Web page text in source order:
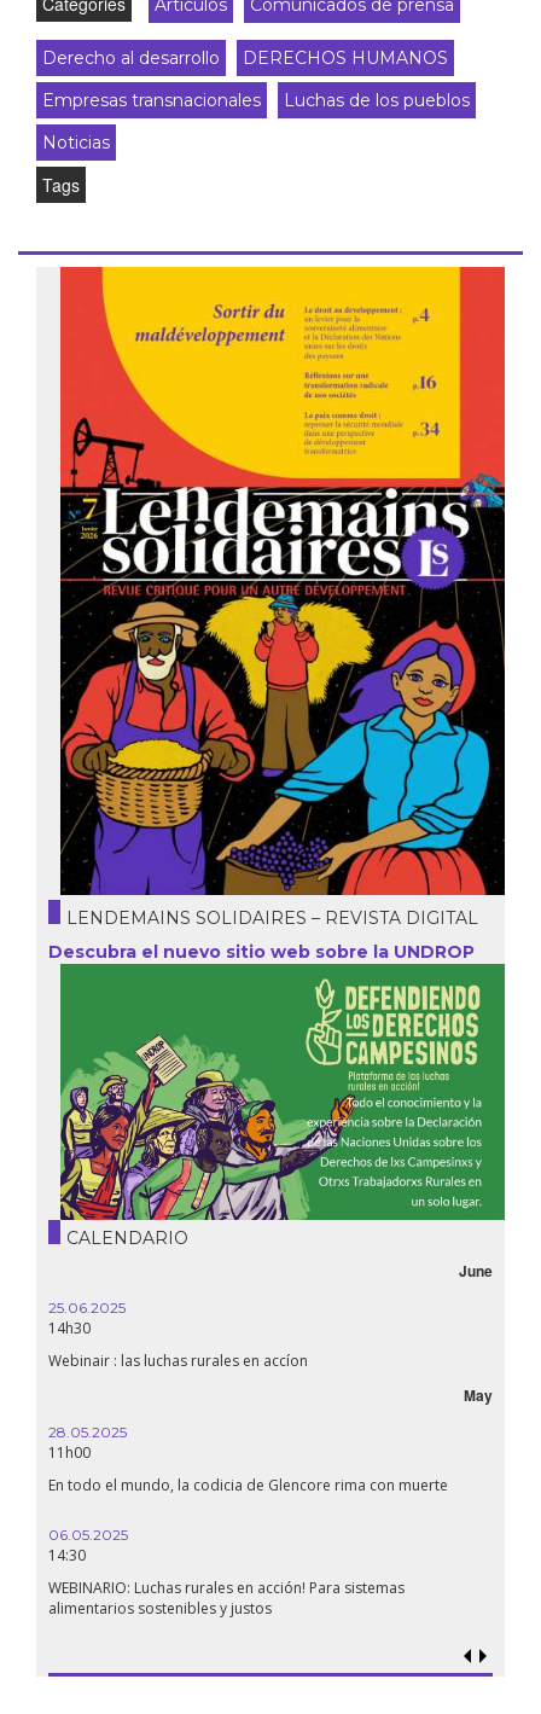
Artículos Comunicados de prensa
Derecho al desarrollo
DERECHOS HUMANOS
Empresas transnacionales
Luchas de los pueblos
Noticias
Tags
LENDEMAINS SOLIDAIRES – REVISTA DIGITAL
Descubra el nuevo sitio web sobre la UNDROP
CALENDARIO
June
25.06.2025
14h30
Webinair : las luchas rurales en accíon
May
28.05.2025
11h00
En todo el mundo, la codicia de Glencore rima con muerte
06.05.2025
14:30
WEBINARIO: Luchas rurales en acción! Para sistemas
alimentarios sostenibles y justos